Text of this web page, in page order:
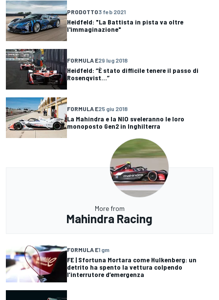
PRODOTTO3 feb 2021
Heidfeld: "La Battista in pista va oltre
l'immaginazione"
FORMULA E29 lug 2018
Heidfeld: “È stato difficile tenere il passo di
Rosenqvist...”
FORMULA E25 giu 2018
La Mahindra e la NIO sveleranno le loro
monoposto Gen2 in Inghilterra
More from
Mahindra Racing
FORMULA E1 gm
FE | Sfortuna Mortara come Hulkenberg: un
detrito ha spento la vettura colpendo
l’interrutore d’emergenza